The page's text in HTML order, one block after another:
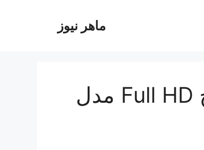
ماهر نیوز
تلویزیون جی پلاس 43 اینچ Full HD مدل